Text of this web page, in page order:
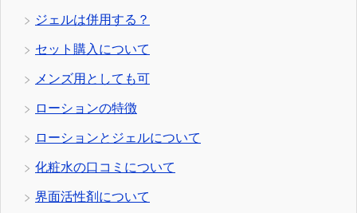
ジェルは併用する？
セット購入について
メンズ用としても可
ローションの特徴
ローションとジェルについて
化粧水の口コミについて
界面活性剤について